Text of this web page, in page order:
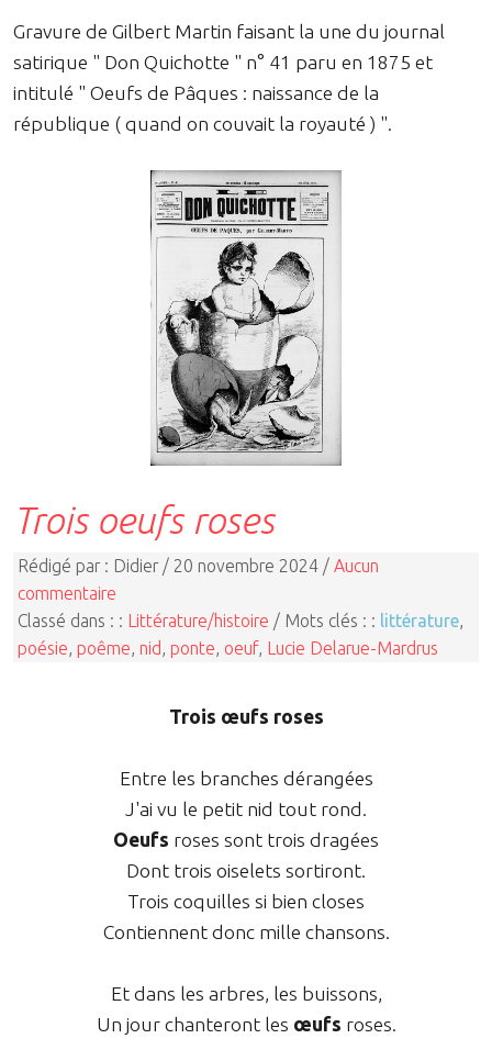
Gravure de Gilbert Martin faisant la une du journal
satirique " Don Quichotte " n° 41 paru en 1875 et
intitulé " Oeufs de Pâques : naissance de la
république ( quand on couvait la royauté ) ".
Trois oeufs roses
Rédigé par : Didier / 20 novembre 2024 / Aucun
commentaire
Classé dans : : Littérature/histoire / Mots clés : : littérature,
poésie, poême, nid , ponte, oeuf, Lucie Delarue-Mardrus
Trois œufs roses
Entre les branches dérangées
J'ai vu le petit nid tout rond.
Oeufs roses sont trois dragées
Dont trois oiselets sortiront.
Trois coquilles si bien closes
Contiennent donc mille chansons.
Et dans les arbres, les buissons,
Un jour chanteront les œufs roses.